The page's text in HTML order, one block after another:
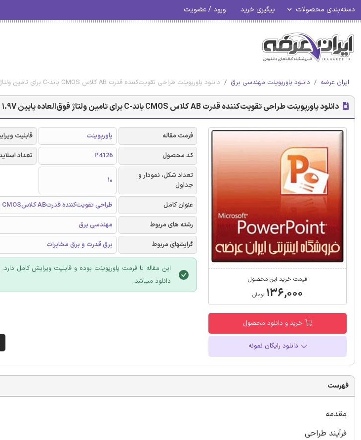
دسته‌بندی محصولات پیگیری خرید ورود / عضویت
ایران عرضه دانلود پاورپوینت مهندسی برق دانلود پاورپوینت طراحی تقویت‌کننده قدرت AB کلاس CMOS باند-C برای تامین ولتاژ فوق‌العاده پایین 1.9V
دانلود پاورپوینت طراحی تقویت‌کننده قدرت AB کلاس CMOS باند-C برای تامین ولتاژ فوق‌العاده پایین 1.9V
قیمت خرید این محصول
۱۳۶,۰۰۰ تومان
خرید و دانلود محصول
دانلود رایگان نمونه
فرمت مقاله پاورپوینت قابلیت
کد محصول
P4126 تعداد
تعداد شکل، نمودار و
جداول
10
عنوان کامل
طراحی تقویت‌کننده قدرتAB کلاسCMOS باند-C برای تامین ولتاژ فوق‌العاده پایین 1.9V
رشته های مربوط
مهندسی برق
گرایشهای مربوط
برق قدرت و برق مخابرات
این مقاله با فرمت پاورپوینت بوده و قابلیت ویرایش کامل
دانلود میباشد.
فهرست
مقدمه
فرآیند طراحی